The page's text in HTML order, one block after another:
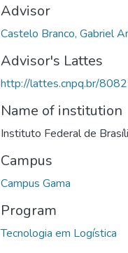
Advisor
Castelo Branco, Gabriel
Advisor's Lattes
http://lattes.cnpq.br/
Name of institution
Instituto Federal de
Campus
Campus Gama
Program
Tecnologia em Logística